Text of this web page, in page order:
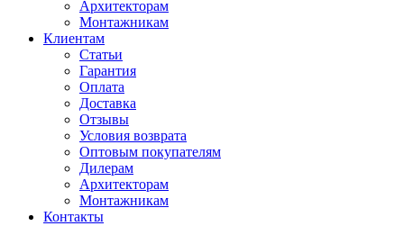
Архитекторам
Монтажникам
Клиентам
Статьи
Гарантия
Оплата
Доставка
Отзывы
Условия возврата
Оптовым покупателям
Дилерам
Архитекторам
Монтажникам
Контакты